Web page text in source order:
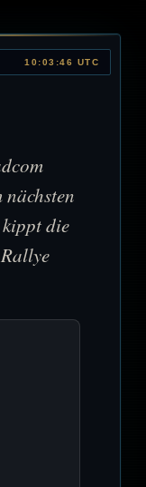
10:03:46 UTC
die